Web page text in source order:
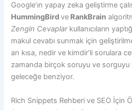
Google’ın yapay zeka geliştirme
HummingBirdve RankBrain
Zengin Cevaplarkullanıcıların
makul cevabı sunmak için
an kısa, nedir ve kimdir’li sorulara
zamanda birçok soruyu ve sorguyu
geleceğe benziyor.
Rich Snippets Rehberi ve SEO İçin